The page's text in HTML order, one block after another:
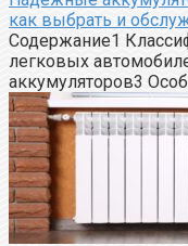
как выбрать и
Содержание1
легковых
аккумуляторов3